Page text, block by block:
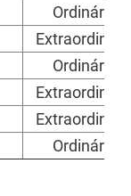
Ordinária
Ordinária
Ordinária